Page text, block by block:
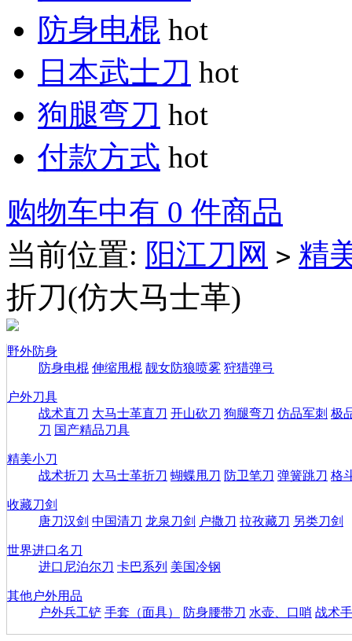
防身电棍 hot
日本武士刀 hot
狗腿弯刀 hot
付款方式 hot
购物车中有 0 件商品
当前位置: 阳江刀网 > 精
折刀(仿大马士革)
野外防身
防身电棍 伸缩甩棍 靓女防狼喷雾 狩猎弹弓
户外刀具
战术直刀 大马士革直刀 开山砍刀 狗腿弯刀 仿品军刺 极
刀 国产精品刀具
精美小刀
战术折刀 大马士革折刀 蝴蝶甩刀 防卫笔刀 弹簧跳刀 格
收藏刀剑
唐刀汉剑 中国清刀 龙泉刀剑 户撒刀 拉孜藏刀 另类刀剑
世界进口名刀
进口尼泊尔刀 卡巴系列 美国冷钢
其他户外用品
户外兵工铲 手套（面具） 防身腰带刀 水壶、口哨 战术